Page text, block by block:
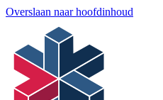
Overslaan naar hoofdinhoud